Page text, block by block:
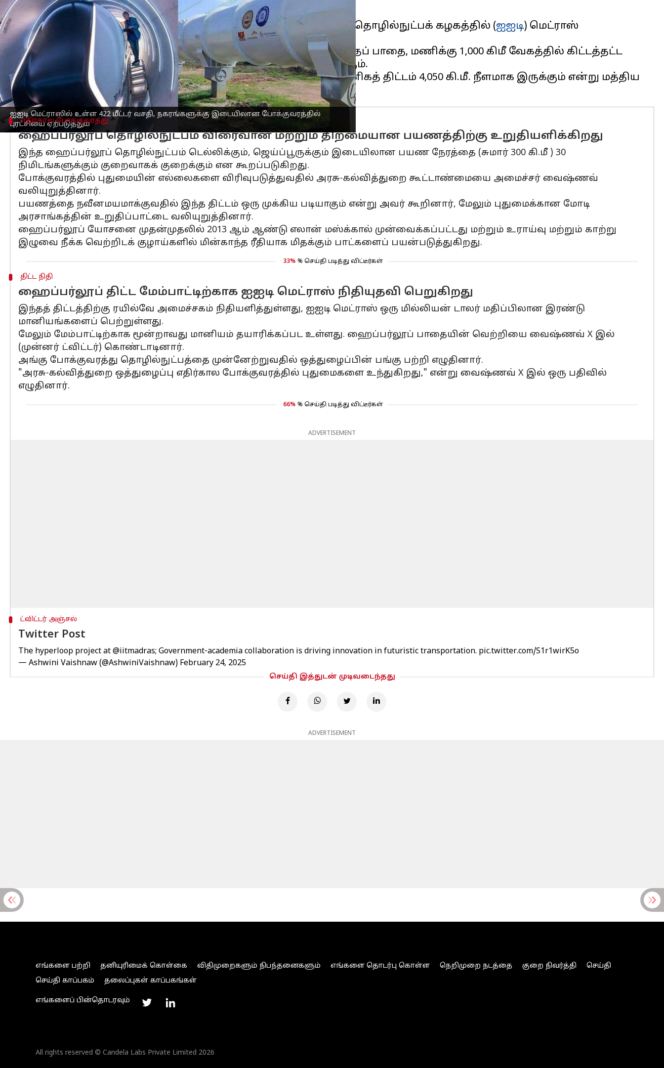
ஐஐடி மெட்ராஸில் உள்ள 422 மீட்டர் வசதி, நகரங்களுக்கு இடையிலான போக்குவரத்தில்
புரட்சியை ஏற்படுத்தும்
செய்தி முன்னோட்டம்
இந்தியாவின் முதல் ஹைப்பர்லூப் சோதனைப் பாதையை இந்திய தொழில்நுட்பக் கழகத்தில் (ஐஐடி) மெட்ராஸ்
வெளியிட்டுள்ளது.
ரயில்வே அமைச்சகத்தால் ஆதரிக்கப்படும் 422 மீட்டர் நீளமுள்ள இந்தப் பாதை, மணிக்கு 1,000 கிமீ வேகத்தில் கிட்டத்தட்ட
வெற்றிடக் குழாயில் அதிவேக ரயில்களைப் பயணிக்க அனுமதிக்கும்.
இந்த தொழில்நுட்பம் முழுமையாக சோதிக்கப்பட்டவுடன், முதல் வணிகத் திட்டம் 4,050 கி.மீ. நீளமாக இருக்கும் என்று மத்திய
எதிர்கால போக்குவரத்து
ஹைப்பர்லூப் தொழில்நுட்பம் விரைவான மற்றும் திறமையான பயணத்திற்கு உறுதியளிக்கிறது
இந்த ஹைப்பர்லூப் தொழில்நுட்பம் டெல்லிக்கும், ஜெய்ப்பூருக்கும் இடையிலான பயண நேரத்தை (சுமார் 300 கி.மீ ) 30
நிமிடங்களுக்கும் குறைவாகக் குறைக்கும் என கூறப்படுகிறது.
போக்குவரத்தில் புதுமையின் எல்லைகளை விரிவுபடுத்துவதில் அரசு-கல்வித்துறை கூட்டாண்மையை அமைச்சர் வைஷ்ணவ்
வலியுறுத்தினார்.
பயணத்தை நவீனமயமாக்குவதில் இந்த திட்டம் ஒரு முக்கிய படியாகும் என்று அவர் கூறினார், மேலும் புதுமைக்கான மோடி
அரசாங்கத்தின் உறுதிப்பாட்டை வலியுறுத்தினார்.
ஹைப்பர்லூப் யோசனை முதன்முதலில் 2013 ஆம் ஆண்டு எலான் மஸ்க்கால் முன்வைக்கப்பட்டது மற்றும் உராய்வு மற்றும் காற்று
இழுவை நீக்க வெற்றிடக் குழாய்களில் மின்காந்த ரீதியாக மிதக்கும் பாட்களைப் பயன்படுத்துகிறது.
33% % செய்தி படித்து விட்டீர்கள்
திட்ட நிதி
ஹைப்பர்லூப் திட்ட மேம்பாட்டிற்காக ஐஐடி மெட்ராஸ் நிதியுதவி பெறுகிறது
இந்தத் திட்டத்திற்கு ரயில்வே அமைச்சகம் நிதியளித்துள்ளது, ஐஐடி மெட்ராஸ் ஒரு மில்லியன் டாலர் மதிப்பிலான இரண்டு
மானியங்களைப் பெற்றுள்ளது.
மேலும் மேம்பாட்டிற்காக மூன்றாவது மானியம் தயாரிக்கப்பட உள்ளது. ஹைப்பர்லூப் பாதையின் வெற்றியை வைஷ்ணவ் X இல்
(முன்னர் ட்விட்டர்) கொண்டாடினார்.
அங்கு போக்குவரத்து தொழில்நுட்பத்தை முன்னேற்றுவதில் ஒத்துழைப்பின் பங்கு பற்றி எழுதினார்.
"அரசு-கல்வித்துறை ஒத்துழைப்பு எதிர்கால போக்குவரத்தில் புதுமைகளை உந்துகிறது," என்று வைஷ்ணவ் X இல் ஒரு பதிவில்
எழுதினார்.
66% % செய்தி படித்து விட்டீர்கள்
ADVERTISEMENT
ட்விட்டர் அஞ்சல்
Twitter Post
The hyperloop project at @iitmadras; Government-academia collaboration is driving innovation in futuristic transportation. pic.twitter.com/S1r1wirK5o
— Ashwini Vaishnaw (@AshwiniVaishnaw) February 24, 2025
செய்தி இத்துடன் முடிவடைந்தது
ADVERTISEMENT
எங்களை பற்றி தனியுரிமைக் கொள்கை விதிமுறைகளும் நிபந்தனைகளும் எங்களை தொடர்பு கொள்ள நெறிமுறை நடத்தை குறை நிவர்த்தி
செய்தி
செய்தி காப்பகம்
தலைப்புகள் காப்பகங்கள்
எங்களைப் பின்தொடரவும்
All rights reserved © Candela Labs Private Limited 2026